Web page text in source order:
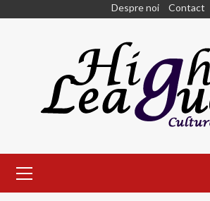
Despre noi Contact
Menu